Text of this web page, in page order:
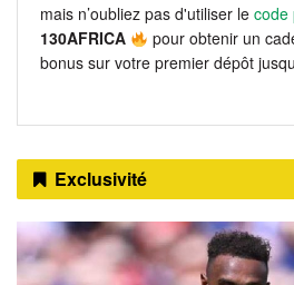
mais n’oubliez pas d'utiliser le code
130AFRICA
pour obtenir un
bonus sur votre premier dépôt
Exclusivité